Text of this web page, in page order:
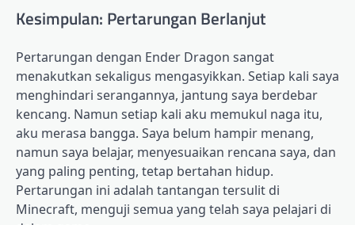
Kesimpulan: Pertarungan Berlanjut
Pertarungan dengan Ender Dragon sangat
menakutkan sekaligus mengasyikkan. Setiap kali saya
menghindari serangannya, jantung saya berdebar
kencang. Namun setiap kali aku memukul naga itu,
aku merasa bangga. Saya belum hampir menang,
namun saya belajar, menyesuaikan rencana saya, dan
yang paling penting, tetap bertahan hidup.
Pertarungan ini adalah tantangan tersulit di
Minecraft, menguji semua yang telah saya pelajari di